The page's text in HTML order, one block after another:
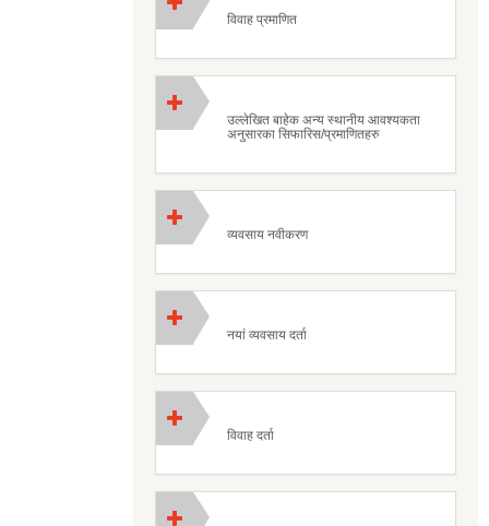
विवाह प्रमाणित
उल्लेखित बाहेक अन्य स्थानीय आवश्यकता
अनुसारका सिफारिस/प्रमाणितहरु
व्यवसाय नवीकरण
नयां व्यवसाय दर्ता
विवाह दर्ता